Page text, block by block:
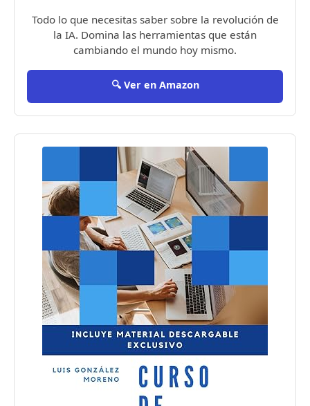
Todo lo que necesitas saber sobre la revolución de
la IA. Domina las herramientas que están
cambiando el mundo hoy mismo.
🔍 Ver en Amazon